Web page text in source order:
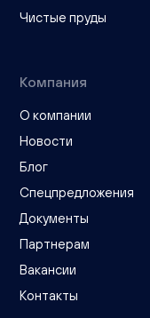
Чистые пруды
Компания
О компании
Новости
Блог
Спецпредложения
Документы
Партнерам
Вакансии
Контакты